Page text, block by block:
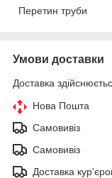
Перетин труби
Умови доставки
Доставка
Нова Пошта
Самовивіз
Самовивіз
Доставка